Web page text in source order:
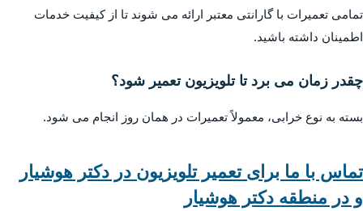
تمامی تعمیرات با گارانتی معتبر ارائه می شوند تا از کیفیت خدمات
اطمینان داشته باشید.
چقدر زمان می برد تا تلویزیون تعمیر شود؟
بسته به نوع خرابی، معمولاً تعمیرات در همان روز انجام می شود.
تماس با ما برای تعمیر تلویزیون در دکتر هوشیار
و در منطقه دکتر هوشیار